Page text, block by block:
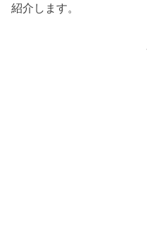
紹介します。